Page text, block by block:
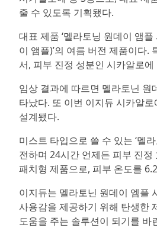
줄 수 있도록 기획됐다.
대표 제품 ‘멜라토닝 원데이 앰
이 앰플)’의 여름 버전 제품이다
서, 피부 진정 성분인 시카알로
임상 결과에 따르면 멜라토닌
타났다. 또 이번 이지듀 시카알
설계됐다.
미스트 타입으로 쓸 수 있는 ‘멜
전하며 24시간 언제든 피부 진정
패치형 제품으로, 피부 온도를
이지듀는 멜라토닌 원데이 엠플
사용감을 제공하기 위해 탄생한
도움을 주는 솔루션이 되기를 바